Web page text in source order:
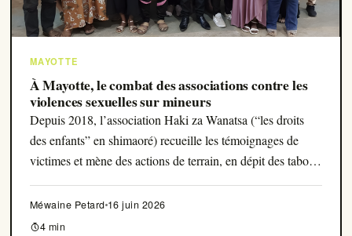
Seumboy Vrainom:€
Journalistes
S'ABONNER
MAYOTTE
À Mayotte, le combat des associations contre les
violences sexuelles sur mineurs
Depuis 2018, l’association Haki za Wanatsa (“les droits
des enfants” en shimaoré) recueille les témoignages de
victimes et mène des actions de terrain, en dépit des tabous
culturels et de la faiblesse des services de l’État.
Méwaine Petard 16 juin 2026
4 min